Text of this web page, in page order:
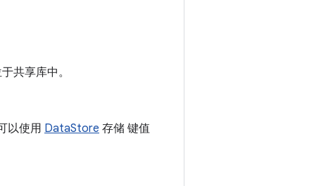
共享库中。
以使用 DataStore 存储 键值